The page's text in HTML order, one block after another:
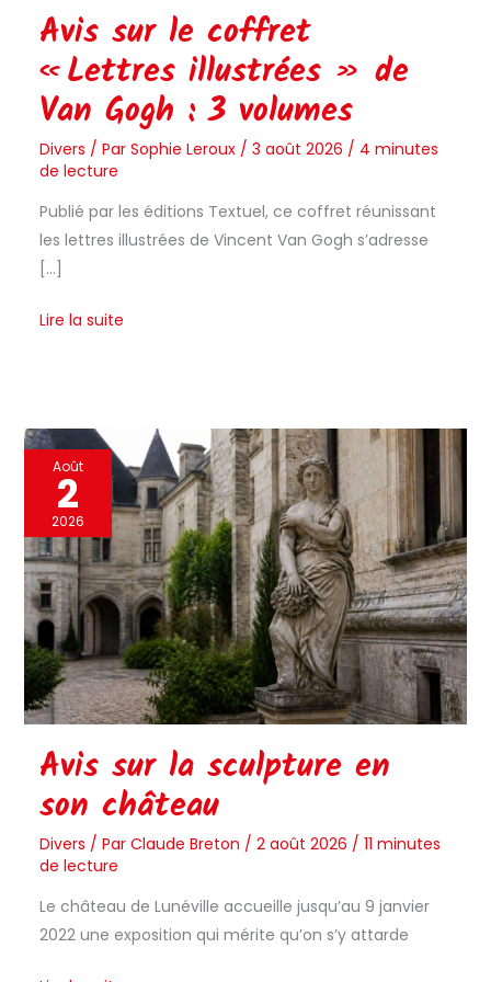
Avis sur le coffret
« Lettres illustrées » de
Van Gogh : 3 volumes
Divers / Par Sophie Leroux / 3 août 2026 / 4 minutes
de lecture
Publié par les éditions Textuel, ce coffret réunissant
les lettres illustrées de Vincent Van Gogh s’adresse
[…]
Lire la suite
Août
2
2026
Avis sur la sculpture en
son château
Divers / Par Claude Breton / 2 août 2026 / 11 minutes
de lecture
Le château de Lunéville accueille jusqu’au 9 janvier
2022 une exposition qui mérite qu’on s’y attarde
Avis
sur
sculpture
en
son
château